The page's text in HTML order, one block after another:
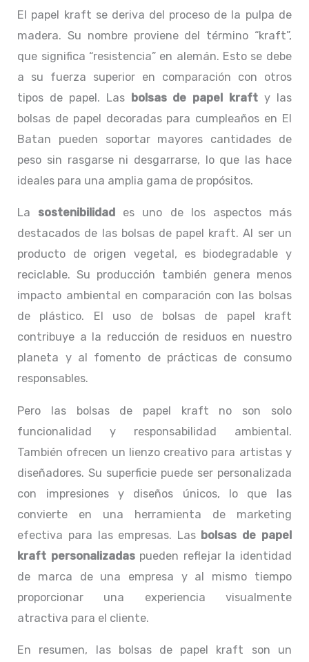
El papel kraft se deriva del proceso de la pulpa de
madera. Su nombre proviene del término “kraft”,
que significa “resistencia” en alemán. Esto se debe
a su fuerza superior en comparación con otros
tipos de papel. Las bolsas de papel kraft y las
bolsas de papel decoradas para cumpleaños en El
Batan pueden soportar mayores cantidades de
peso sin rasgarse ni desgarrarse, lo que las hace
ideales para una amplia gama de propósitos.
La sostenibilidad
es uno de los aspectos más
destacados de las bolsas de papel kraft. Al ser un
producto de origen vegetal, es biodegradable y
reciclable. Su producción también genera menos
impacto ambiental en comparación con las bolsas
de plástico. El uso de bolsas de papel kraft
contribuye a la reducción de residuos en nuestro
planeta y al fomento de prácticas de consumo
responsables.
Pero las bolsas de papel kraft no son solo
funcionalidad y responsabilidad ambiental.
También ofrecen un lienzo creativo para artistas y
diseñadores. Su superficie puede ser personalizada
con impresiones y diseños únicos, lo que las
convierte en una herramienta de marketing
efectiva para las empresas. Las bolsas de papel
kraft personalizadaspueden reflejar la identidad
de marca de una empresa y al mismo tiempo
proporcionar una experiencia visualmente
atractiva para el cliente.
En resumen, las bolsas de papel kraft son un